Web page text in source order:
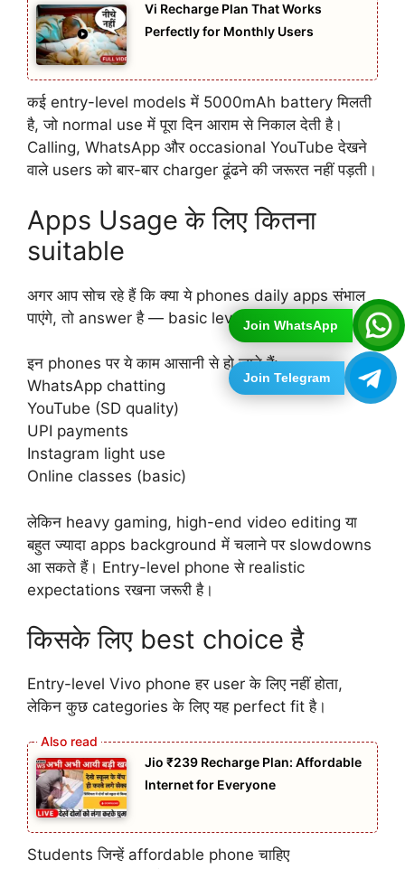
Join WhatsApp
Join Telegram
Vi Recharge Plan That Works
Perfectly for Monthly Users
कई entry-level models में 5000mAh battery मिलती
है, जो normal use में पूरा दिन आराम से निकाल देती है।
Calling, WhatsApp और occasional YouTube देखने
वाले users को बार-बार charger ढूंढने की जरूरत नहीं पड़ती।
Apps Usage के लिए कितना
suitable
अगर आप सोच रहे हैं कि क्या ये phones daily apps संभाल
पाएंगे, तो answer है — basic level पर हां।
इन phones पर ये काम आसानी से हो जाते हैं:
WhatsApp chatting
YouTube (SD quality)
UPI payments
Instagram light use
Online classes (basic)
लेकिन heavy gaming, high-end video editing या
बहुत ज्यादा apps background में चलाने पर slowdowns
आ सकते हैं। Entry-level phone से realistic
expectations रखना जरूरी है।
किसके लिए best choice है
Entry-level Vivo phone हर user के लिए नहीं होता,
लेकिन कुछ categories के लिए यह perfect fit है।
Jio ₹239 Recharge Plan: Affordable
Internet for Everyone
Students जिन्हें affordable phone चाहिए